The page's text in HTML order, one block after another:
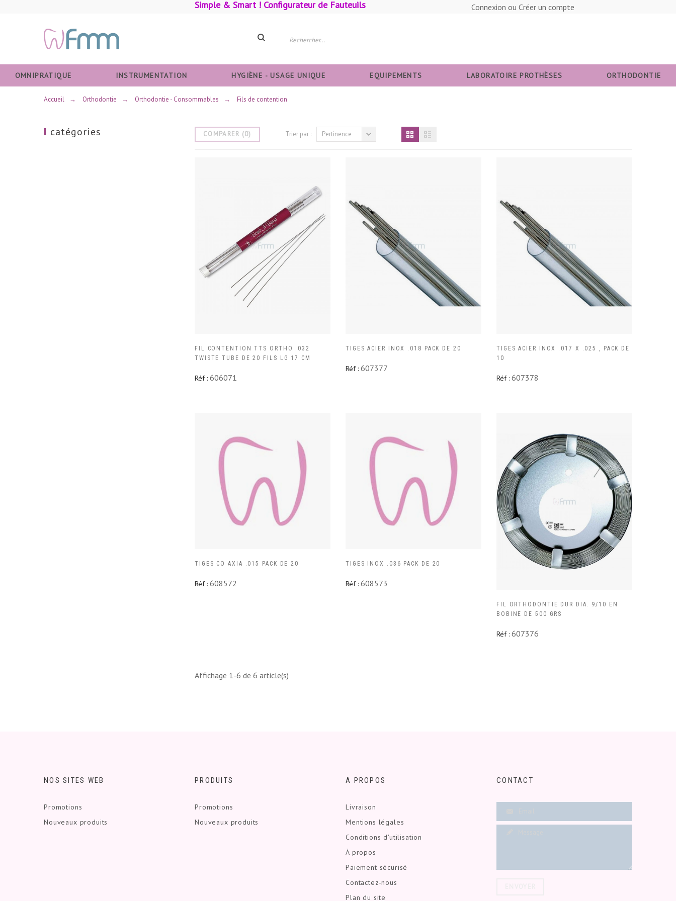
Simple & Smart ! Configurateur de Fauteuils Connexion ou Créer un compte
OMNIPRATIQUE INSTRUMENTATION HYGIÈNE - USAGE UNIQUE EQUIPEMENTS LABORATOIRE PROTHÈSES ORTHODONTIE
Accueil → Orthodontie → Orthodontie - Consommables → Fils de contention
catégories COMPARER (0) Trier par : Pertinence
FIL CONTENTION TTS ORTHO .032
TWISTE TUBE DE 20 FILS LG 17 CM
Réf : 606071
TIGES ACIER INOX .018 PACK DE 20
Réf : 607377
TIGES ACIER INOX .017 X .025 , PACK DE
10
Réf : 607378
TIGES CO AXIA .015 PACK DE 20
Réf : 608572
TIGES INOX .036 PACK DE 20
Réf : 608573
FIL ORTHODONTIE DUR DIA. 9/10 EN
BOBINE DE 500 GRS
Réf : 607376
Affichage 1-6 de 6 article(s)
NOS SITES WEB
Promotions
Nouveaux produits
PRODUITS
Promotions
Nouveaux produits
A PROPOS
Livraison
Mentions légales
Conditions d'utilisation
À propos
Paiement sécurisé
Contactez-nous
Plan du site
CONTACT